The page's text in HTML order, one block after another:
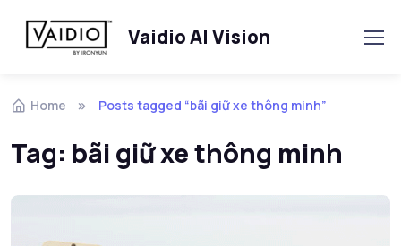
Skip to navigation
Skip to content Vaidio AI Vision
Home Posts tagged “bãi giữ xe thông minh”
Tag: bãi giữ xe thông minh